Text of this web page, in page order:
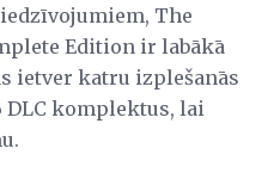
The
Edition ir labākā
ietver katru izplešanās
DLC komplektus, lai